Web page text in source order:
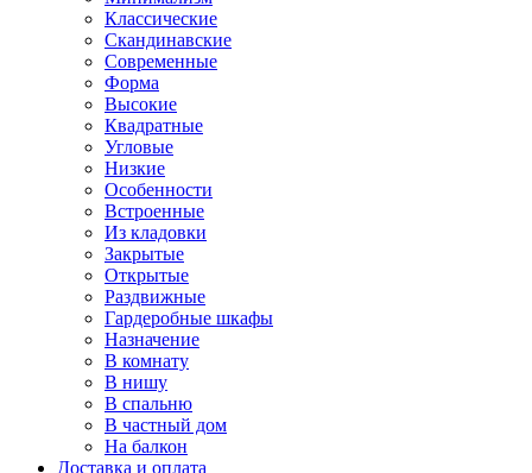
Классические
Скандинавские
Современные
Форма
Высокие
Квадратные
Угловые
Низкие
Особенности
Встроенные
Из кладовки
Закрытые
Открытые
Раздвижные
Гардеробные шкафы
Назначение
В комнату
В нишу
В спальню
В частный дом
На балкон
Доставка и оплата